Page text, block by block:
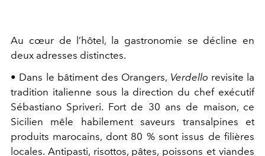
Au cœur de l’hôtel, la gastronomie se décline en
deux adresses distinctes.
• Dans le bâtiment des Orangers, Verdello revisite la
tradition italienne sous la direction du chef exécutif
Sébastiano Spriveri. Fort de 30 ans de maison, ce
Sicilien mêle habilement saveurs transalpines et
produits marocains, dont 80 % sont issus de filières
locales. Antipasti, risottos, pâtes, poissons et viandes